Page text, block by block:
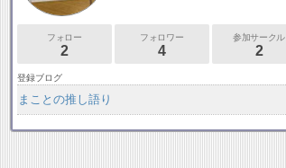
フォロー
2
フォロワー
4
参加サークル
2
登録ブログ
まことの推し語り